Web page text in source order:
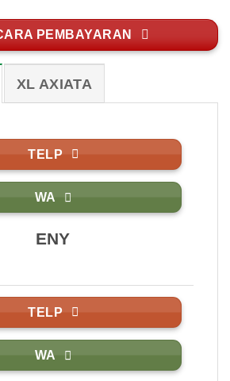
PEMBAYARAN
XL AXIATA
TELP
WA
ENY
TELP
WA